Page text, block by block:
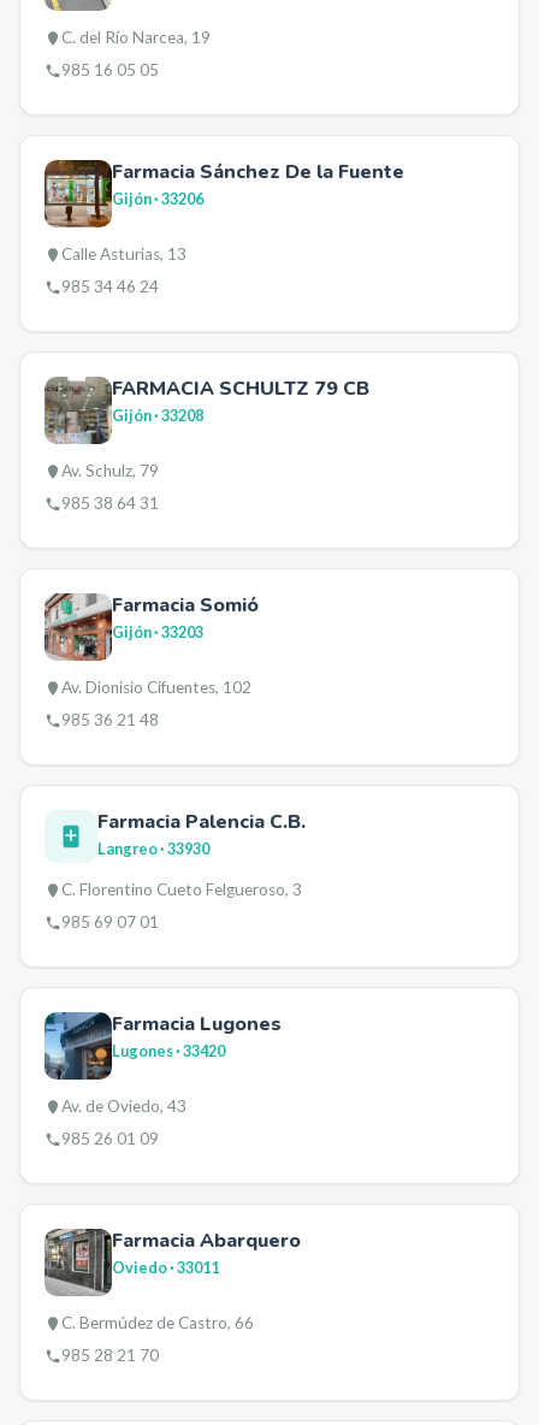
C. del Río Narcea, 19
985 16 05 05
Farmacia Sánchez De la Fuente
Gijón· 33206
Calle Asturias, 13
985 34 46 24
FARMACIA SCHULTZ 79 CB
Gijón· 33208
Av. Schulz, 79
985 38 64 31
Farmacia Somió
Gijón· 33203
Av. Dionisio Cifuentes, 102
985 36 21 48
Farmacia Palencia C.B.
Langreo· 33930
C. Florentino Cueto Felgueroso, 3
985 69 07 01
Farmacia Lugones
Lugones· 33420
Av. de Oviedo, 43
985 26 01 09
Farmacia Abarquero
Oviedo· 33011
C. Bermúdez de Castro, 66
985 28 21 70